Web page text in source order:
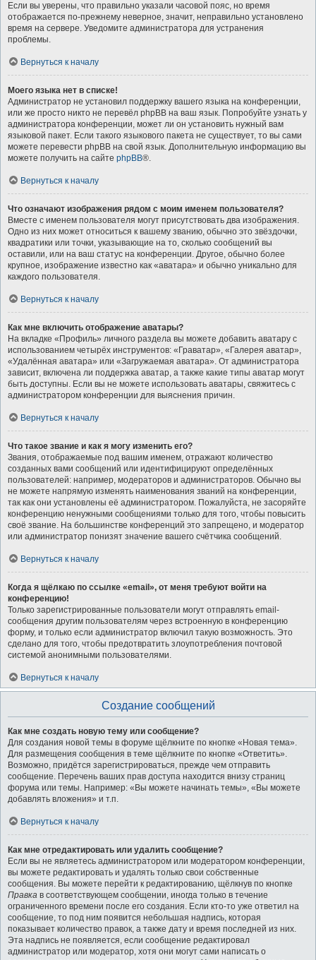
Если вы уверены, что правильно указали часовой пояс, но время
отображается по-прежнему неверное, значит, неправильно установлено
время на сервере. Уведомите администратора для устранения
проблемы.
Вернуться к началу
Моего языка нет в списке!
Администратор не установил поддержку вашего языка на конференции,
или же просто никто не перевёл phpBB на ваш язык. Попробуйте узнать у
администратора конференции, может ли он установить нужный вам
языковой пакет. Если такого языкового пакета не существует, то вы сами
можете перевести phpBB на свой язык. Дополнительную информацию вы
можете получить на сайте phpBB®.
Вернуться к началу
Что означают изображения рядом с моим именем пользователя?
Вместе с именем пользователя могут присутствовать два изображения.
Одно из них может относиться к вашему званию, обычно это звёздочки,
квадратики или точки, указывающие на то, сколько сообщений вы
оставили, или на ваш статус на конференции. Другое, обычно более
крупное, изображение известно как «аватара» и обычно уникально для
каждого пользователя.
Вернуться к началу
Как мне включить отображение аватары?
На вкладке «Профиль» личного раздела вы можете добавить аватару с
использованием четырёх инструментов: «Граватар», «Галерея аватар»,
«Удалённая аватара» или «Загружаемая аватара». От администратора
зависит, включена ли поддержка аватар, а также какие типы аватар могут
быть доступны. Если вы не можете использовать аватары, свяжитесь с
администратором конференции для выяснения причин.
Вернуться к началу
Что такое звание и как я могу изменить его?
Звания, отображаемые под вашим именем, отражают количество
созданных вами сообщений или идентифицируют определённых
пользователей: например, модераторов и администраторов. Обычно вы
не можете напрямую изменять наименования званий на конференции,
так как они установлены её администратором. Пожалуйста, не засоряйте
конференцию ненужными сообщениями только для того, чтобы повысить
своё звание. На большинстве конференций это запрещено, и модератор
или администратор понизят значение вашего счётчика сообщений.
Вернуться к началу
Когда я щёлкаю по ссылке «email», от меня требуют войти на
конференцию!
Только зарегистрированные пользователи могут отправлять email-
сообщения другим пользователям через встроенную в конференцию
форму, и только если администратор включил такую возможность. Это
сделано для того, чтобы предотвратить злоупотребления почтовой
системой анонимными пользователями.
Вернуться к началу
Создание сообщений
Как мне создать новую тему или сообщение?
Для создания новой темы в форуме щёлкните по кнопке «Новая тема».
Для размещения сообщения в теме щёлкните по кнопке «Ответить».
Возможно, придётся зарегистрироваться, прежде чем отправить
сообщение. Перечень ваших прав доступа находится внизу страниц
форума или темы. Например: «Вы можете начинать темы», «Вы можете
добавлять вложения» и т.п.
Вернуться к началу
Как мне отредактировать или удалить сообщение?
Если вы не являетесь администратором или модератором конференции,
вы можете редактировать и удалять только свои собственные
сообщения. Вы можете перейти к редактированию, щёлкнув по кнопке
Правка в соответствующем сообщении, иногда только в течение
ограниченного времени после его создания. Если кто-то уже ответил на
сообщение, то под ним появится небольшая надпись, которая
показывает количество правок, а также дату и время последней из них.
Эта надпись не появляется, если сообщение редактировал
администратор или модератор, хотя они могут сами написать о